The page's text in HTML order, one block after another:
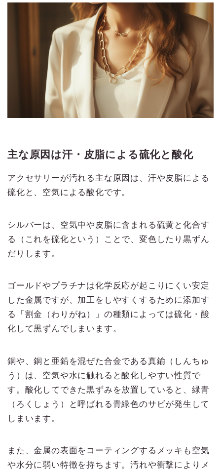
主な原因は汗・皮脂による硫化と酸化
アクセサリーが汚れる主な原因は、汗や皮脂による
硫化と、空気による酸化です。
シルバーは、空気中や皮脂に含まれる硫黄と化合す
る（これを硫化という）ことで、変色したり黒ずん
だりします。
ゴールドやプラチナは化学反応が起こりにくい安定
した金属ですが、加工をしやすくするために添加す
る「割金（わりがね）」の種類によっては硫化・酸
化して黒ずんでしまいます。
銅や、銅と亜鉛を混ぜた合金である真鍮（しんちゅ
う）は、空気や水に触れると酸化しやすい性質で
す。酸化してできた黒ずみを放置していると、緑青
（ろくしょう）と呼ばれる青緑色のサビが発生して
しまいます。
また、金属の表面をコーティングするメッキも空気
や水分に弱い特徴を持ちます。汚れや衝撃によりメ